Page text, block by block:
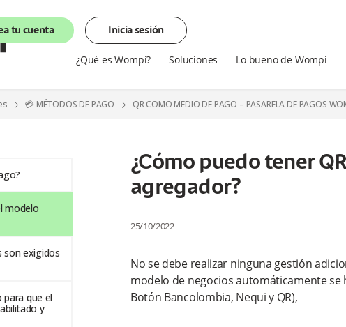
tu cuenta Inicia sesión
¿Qué es Wompi? Soluciones Lo bueno de Wompi
💳 MÉTODOS DE PAGO QR COMO MEDIO DE PAGO – PASARELA DE PAGOS
modelo
son exigidos
para que el
y
¿Cómo puedo tener
agregador?
25/10/2022
No se debe realizar ninguna gestión
modelo de negocios automáticamente se
Botón Bancolombia, Nequi y QR),